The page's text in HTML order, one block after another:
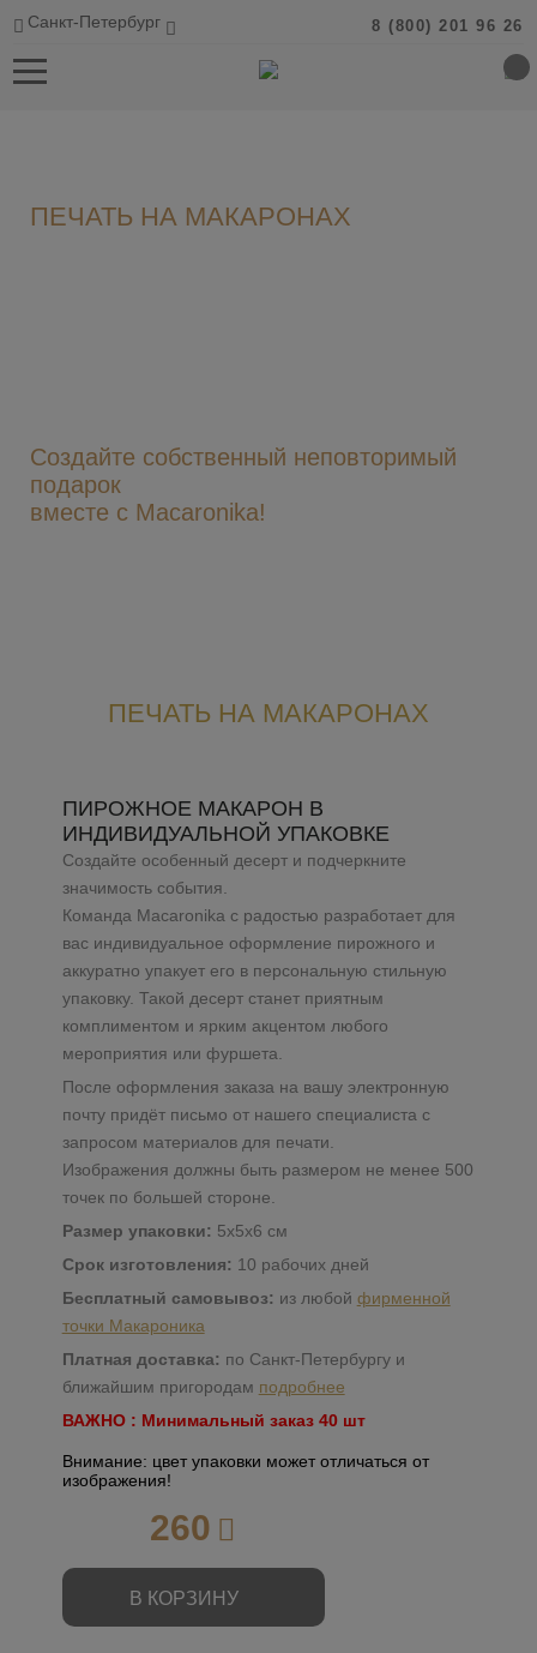
Санкт-Петербург 8 (800) 201 96 26
ПЕЧАТЬ НА МАКАРОНАХ
Создайте собственный неповторимый
подарок
вместе с Macaronika!
ПЕЧАТЬ НА МАКАРОНАХ
ПИРОЖНОЕ МАКАРОН В
ИНДИВИДУАЛЬНОЙ УПАКОВКЕ
Создайте особенный десерт и подчеркните
значимость события.
Команда Macaronika с радостью разработает для
вас индивидуальное оформление пирожного и
аккуратно упакует его в персональную стильную
упаковку. Такой десерт станет приятным
комплиментом и ярким акцентом любого
мероприятия или фуршета.
После оформления заказа на вашу электронную
почту придёт письмо от нашего специалиста с
запросом материалов для печати.
Изображения должны быть размером не менее 500
точек по большей стороне.
Размер упаковки: 5х5х6 см
Срок изготовления: 10 рабочих дней
Бесплатный самовывоз: из любой фирменной
точки Макароника
Платная доставка: по Санкт-Петербургу и
ближайшим пригородам подробнее
ВАЖНО : Минимальный заказ 40 шт
Внимание: цвет упаковки может отличаться от
изображения!
260
В КОРЗИНУ